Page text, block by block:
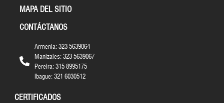
MAPA DEL SITIO
CONTÁCTANOS
Armenia: 323 5639064
Manizales: 323 5639067
Pereira: 315 8995175
Ibague: 321 6030512
CERTIFICADOS